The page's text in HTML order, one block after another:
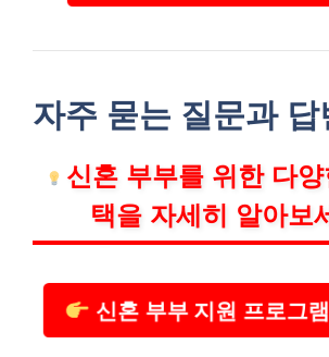
자주 묻는 질문과 답
신혼 부부를 위한 다
택을 자세히 알아보
신혼 부부 지원 프로그